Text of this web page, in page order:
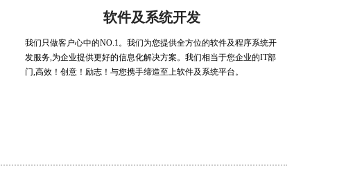
软件及系统开发
我们只做客户心中的NO.1。我们为您提供全方位的软件及程序系统开
发服务,为企业提供更好的信息化解决方案。我们相当于您企业的IT部
门,高效！创意！励志！与您携手缔造至上软件及系统平台。